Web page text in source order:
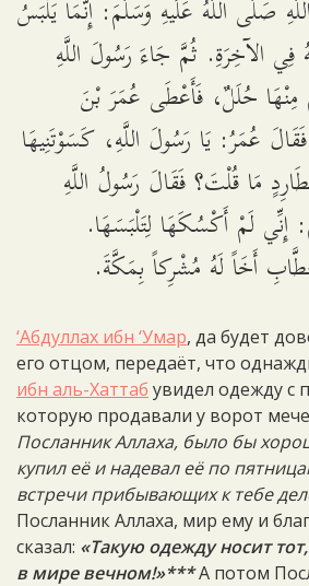
صَلَّى اللَّهُ عَلَيهِ وَسَلَّمَ: إِنَّمَا يَلْبَسُ
الآخِرَةِ. ثُمَّ جَاءَ رَسُولَ اللَّهِ
مِنْهَا حُلَلٌ، فَأَعْطَى عُمَرَ بْنَ
عُمَرُ: يَا رَسُولَ اللَّهِ، كَسَوْتَنِيهَا
مَا قُلْتَ؟ فَقَالَ رَسُولُ اللَّهِ
إِنِّي لَمْ أَكْسُكَهَا لِتَلْبَسَهَا.
أَخَاً لَهُ مُشْرِكاً بِمَكَّةَ.
‘Абдуллах ибн ‘Умар, да будет
его отцом, передаёт, что
ибн аль-Хаттаб увидел одежду с
которую продавали у ворот
Посланник Аллаха, было бы
купил её и надевал её по
встречи прибывающих к тебе
Посланник Аллаха, мир ему и
сказал: «Такую одежду носит
в мире вечном!»***А потом